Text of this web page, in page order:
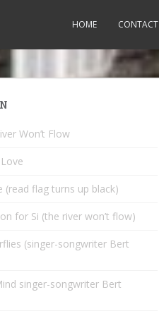
HOME CONTACT
Won’t Flow
(read flag turns up black)
for Si (the river won’t flow)
(singer-songwriter Bert
singer-songwriter Bert